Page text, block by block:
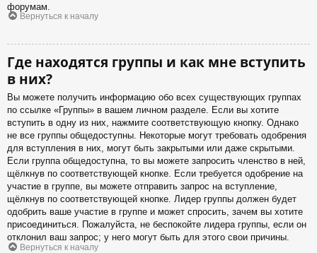
форумам.
Вернуться к началу
Где находятся группы и как мне вступить
в них?
Вы можете получить информацию обо всех существующих группах
по ссылке «Группы» в вашем личном разделе. Если вы хотите
вступить в одну из них, нажмите соответствующую кнопку. Однако
не все группы общедоступны. Некоторые могут требовать одобрения
для вступления в них, могут быть закрытыми или даже скрытыми.
Если группа общедоступна, то вы можете запросить членство в ней,
щёлкнув по соответствующей кнопке. Если требуется одобрение на
участие в группе, вы можете отправить запрос на вступление,
щёлкнув по соответствующей кнопке. Лидер группы должен будет
одобрить ваше участие в группе и может спросить, зачем вы хотите
присоединиться. Пожалуйста, не беспокойте лидера группы, если он
отклонил ваш запрос; у него могут быть для этого свои причины.
Вернуться к началу